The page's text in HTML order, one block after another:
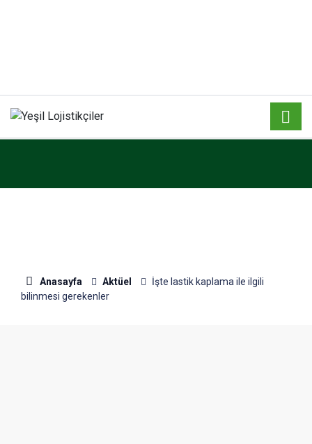
Anasayfa Aktüel
İşte lastik kaplama ile ilgili
bilinmesi gerekenler